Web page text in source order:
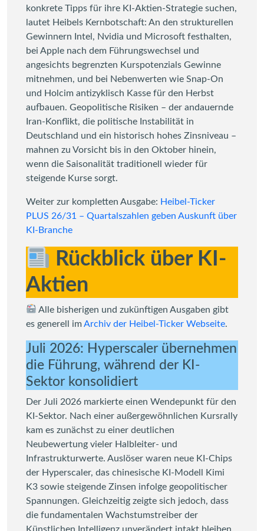
konkrete Tipps für ihre KI-Aktien-Strategie suchen,
lautet Heibels Kernbotschaft: An den strukturellen
Gewinnern Intel, Nvidia und Microsoft festhalten,
bei Apple nach dem Führungswechsel und
angesichts begrenzten Kurspotenzials Gewinne
mitnehmen, und bei Nebenwerten wie Snap-On
und Holcim antizyklisch Kasse für den Herbst
aufbauen. Geopolitische Risiken – der andauernde
Iran-Konflikt, die politische Instabilität in
Deutschland und ein historisch hohes Zinsniveau –
mahnen zu Vorsicht bis in den Oktober hinein,
wenn die Saisonalität traditionell wieder für
steigende Kurse sorgt.
Weiter zur kompletten Ausgabe: Heibel-Ticker
PLUS 26/31 – Quartalszahlen geben Auskunft über
KI-Branche
Rückblick über KI-
Aktien
Alle bisherigen und zukünftigen Ausgaben gibt
es generell imArchiv der Heibel-Ticker Webseite.
Juli 2026: Hyperscaler übernehmen
die Führung, während der KI-
Sektor konsolidiert
Der Juli 2026 markierte einen Wendepunkt für den
KI-Sektor. Nach einer außergewöhnlichen Kursrally
kam es zunächst zu einer deutlichen
Neubewertung vieler Halbleiter- und
Infrastrukturwerte. Auslöser waren neue KI-Chips
der Hyperscaler, das chinesische KI-Modell Kimi
K3 sowie steigende Zinsen infolge geopolitischer
Spannungen. Gleichzeitig zeigte sich jedoch, dass
die fundamentalen Wachstumstreiber der
Künstlichen Intelligenz unverändert intakt bleiben.